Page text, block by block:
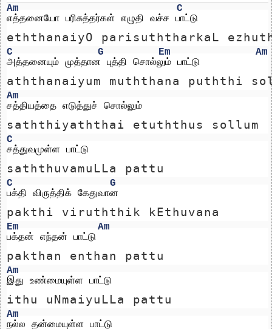
Am
C
எத்தனையோ பரிசுத்தர்கள் எழுதி வச்ச பாட்டு
eththanaiyO parisuththarkaL
C G Em
Am
அத்தனையும் முத்தான புத்தி சொல்லும் பாட்டு
aththanaiyum muththana puththi
Am
சத்தியத்தை எடுத்துச் சொல்லும்
saththiyaththai etuththus sollum
C
சத்துவமுள்ள பாட்டு
saththuvamuLLa pattu
C
G
பக்தி விருத்திக் கேதுவான
pakthi viruththik kEthuvana
Em
Am
பக்தன் எந்தன் பாட்டு
pakthan enthan pattu
Am
இது உண்மையுள்ள பாட்டு
ithu uNmaiyuLLa pattu
Am
நல்ல தன்மையுள்ள பாட்டு